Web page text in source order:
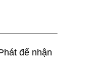
để nhận